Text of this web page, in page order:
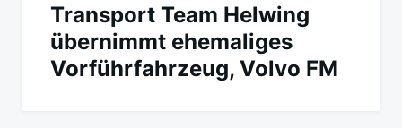
Transport Team Helwing
übernimmt ehemaliges
Vorführfahrzeug, Volvo FM